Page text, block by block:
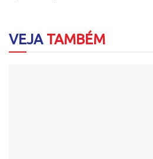
VEJATAMBÉM